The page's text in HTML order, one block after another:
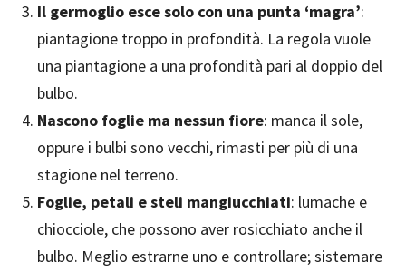
Il germoglio esce solo con una punta ‘magra’:
piantagione troppo in profondità. La regola vuole
una piantagione a una profondità pari al doppio del
bulbo.
Nascono foglie ma nessun fiore: manca il sole,
oppure i bulbi sono vecchi, rimasti per più di una
stagione nel terreno.
Foglie, petali e steli mangiucchiati: lumache e
chiocciole, che possono aver rosicchiato anche il
bulbo. Meglio estrarne uno e controllare; sistemare